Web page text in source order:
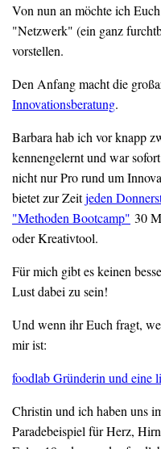
Von nun an möchte ich
"Netzwerk" (ein ganz
vorstellen.
Den Anfang macht die
Innovationsberatung.
Barbara hab ich vor knapp
kennengelernt und war
nicht nur Pro rund um
bietet zur Zeitjeden
"Methoden Bootcamp" 30
oder Kreativtool.
Für mich gibt es keinen
Lust dabei zu sein!
Und wenn ihr Euch fragt,
mir ist:
foodlab Gründerin und eine
Christin und ich haben uns
Paradebeispiel für Herz,